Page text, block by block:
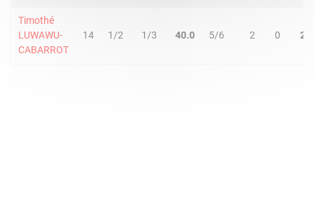
Timothé
LUWAWU-
CABARROT
14 1/2 1/3 40.0 5/6 2 0 2